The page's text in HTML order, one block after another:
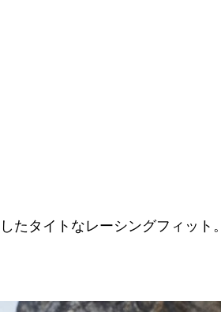
たタイトなレーシングフィット。